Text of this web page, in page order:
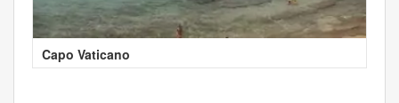
Capo Vaticano